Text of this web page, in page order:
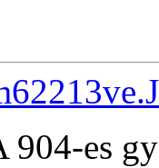
904-es